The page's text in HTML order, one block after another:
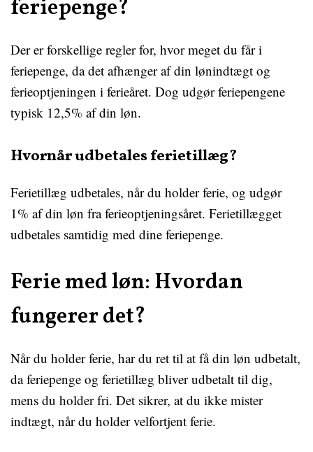
feriepenge?
Der er forskellige regler for, hvor meget du får i
feriepenge, da det afhænger af din lønindtægt og
ferieoptjeningen i ferieåret. Dog udgør feriepengene
typisk 12,5% af din løn.
Hvornår udbetales ferietillæg?
Ferietillæg udbetales, når du holder ferie, og udgør
1% af din løn fra ferieoptjeningsåret. Ferietillægget
udbetales samtidig med dine feriepenge.
Ferie med løn: Hvordan
fungerer det?
Når du holder ferie, har du ret til at få din løn udbetalt,
da feriepenge og ferietillæg bliver udbetalt til dig,
mens du holder fri. Det sikrer, at du ikke mister
indtægt, når du holder velfortjent ferie.